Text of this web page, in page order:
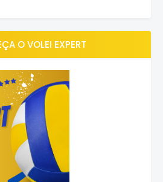
O VOLEI EXPERT